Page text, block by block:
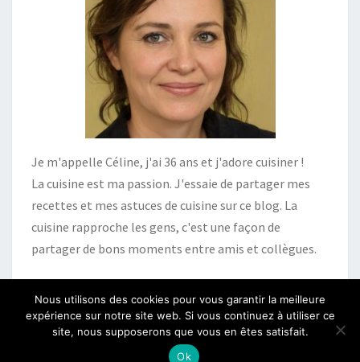
Je m'appelle Céline, j'ai 36 ans et j'adore cuisiner !
La cuisine est ma passion. J'essaie de partager mes
recettes et mes astuces de cuisine sur ce blog. La
cuisine rapproche les gens, c'est une façon de
partager de bons moments entre amis et collègues.
Fièrement propulsé parWordPress
Nous utilisons des cookies pour vous garantir la meilleure
expérience sur notre site web. Si vous continuez à utiliser ce
site, nous supposerons que vous en êtes satisfait.
Ok